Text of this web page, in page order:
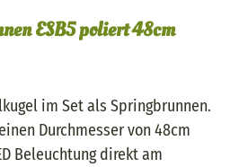
ESB5 poliert 48cm
im Set als Springbrunnen.
Durchmesser von 48cm
Beleuchtung direkt am